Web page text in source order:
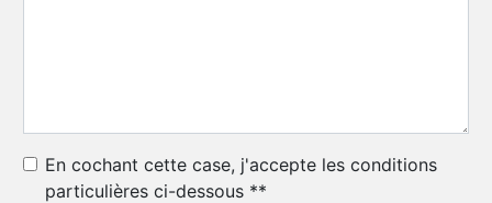
En cochant cette case, j'accepte les conditions
particulières ci-dessous **